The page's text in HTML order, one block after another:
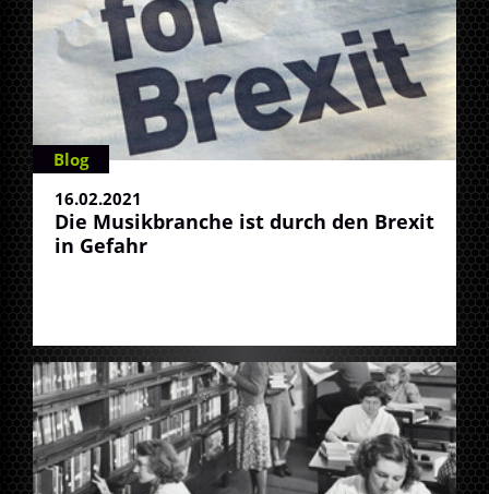
Blog
16.02.2021
Die Musikbranche ist durch den Brexit
in Gefahr